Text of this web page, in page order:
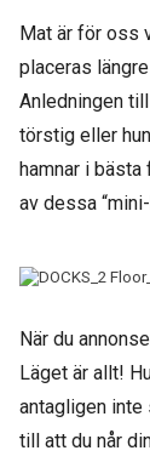
Mat är för oss
placeras
Anledningen
törstig eller
hamnar i
av dessa
När du
Läget är allt!
antagligen inte
till att du når